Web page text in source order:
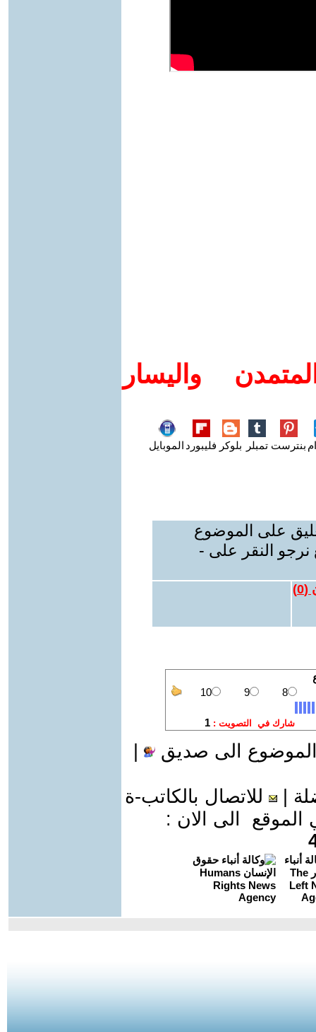
واليسار
بنترست تمبلر بلوكر فليبورد الموبايل
على الموضوع
نرجو النقر على -
(
0
)
الى صديق
للاتصال بالكاتب-ة
الى الان :